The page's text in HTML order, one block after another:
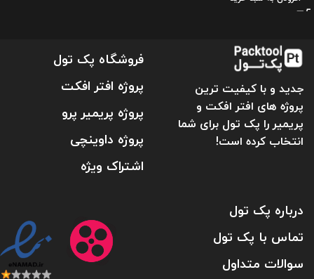
جدید و با کیفیت ترین
پروژه های افتر افکت و
پریمیر را پک تول برای شما
انتخاب کرده است!
فروشگاه پک تول
پروژه افتر افکت
پروژه پریمیر پرو
پروژه داوینچی
اشتراک ویژه
درباره پک تول
تماس با پک تول
سوالات متداول